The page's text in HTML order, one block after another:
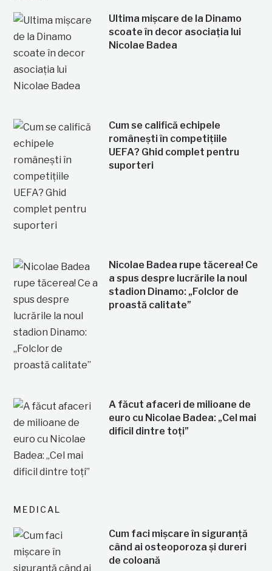
Ultima mișcare de la Dinamo
scoate în decor asociația lui
Nicolae Badea
Cum se califică echipele
românești în competițiile
UEFA? Ghid complet pentru
suporteri
Nicolae Badea rupe tăcerea! Ce
a spus despre lucrările la noul
stadion Dinamo: „Folclor de
proastă calitate”
A făcut afaceri de milioane de
euro cu Nicolae Badea: „Cel mai
dificil dintre toți”
MEDICAL
Cum faci mișcare în siguranță
când ai osteoporoza și dureri
de coloană